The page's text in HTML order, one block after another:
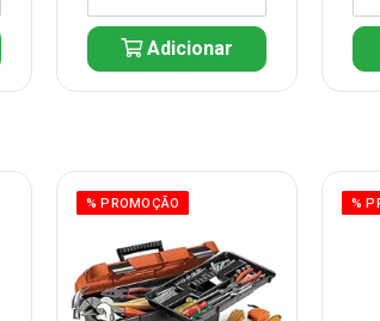
Adicionar
% PROMOÇÃO %